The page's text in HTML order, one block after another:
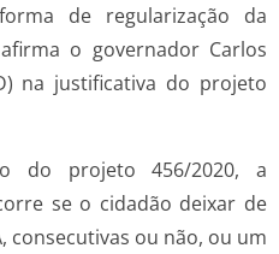
de regularização da
o governador Carlos
na justificativa do projeto
do projeto 456/2020, a
se o cidadão deixar de
consecutivas ou não, ou um